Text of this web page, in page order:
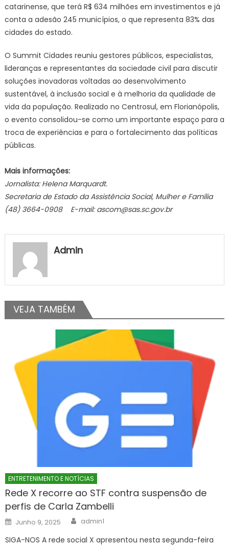
catarinense, que terá R$ 634 milhões em investimentos e já
conta a adesão 245 municípios, o que representa 83% das
cidades do estado.
O Summit Cidades reuniu gestores públicos, especialistas,
lideranças e representantes da sociedade civil para discutir
soluções inovadoras voltadas ao desenvolvimento
sustentável, à inclusão social e à melhoria da qualidade de
vida da população. Realizado no Centrosul, em Florianópolis,
o evento consolidou-se como um importante espaço para a
troca de experiências e para o fortalecimento das políticas
públicas.
Mais informações:
Jornalista: Helena Marquardt.
Secretaria de Estado da Assistência Social, Mulher e Família
(48) 3664-0908 E-mail: ascom@sas.sc.gov.br
Admin
VEJA TAMBÉM
ENTRETENIMENTO E NOTÍCIAS
Rede X recorre ao STF contra suspensão de
perfis de Carla Zambelli
Posted
on
Junho 9, 2025 Author
admin1
SIGA-NOS A rede social X apresentou nesta segunda-feira